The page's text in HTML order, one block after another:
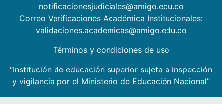
notificacionesjudiciales@amigo.edu.co
Correo Verificaciones Académica Institucionales:
validaciones.academicas@amigo.edu.co
Términos y condiciones de uso
“Institución de educación superior sujeta a inspección
y vigilancia por el Ministerio de Educación Nacional”